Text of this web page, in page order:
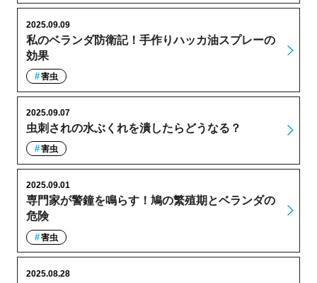
私のベランダ防衛記！手作りハッカ油スプレーの
効果
2025.09.09
害虫
虫刺されの水ぶくれを潰したらどうなる？
2025.09.07
害虫
専門家が警鐘を鳴らす！鳩の繁殖期とベランダの
危険
2025.09.01
害虫
2025.08.28